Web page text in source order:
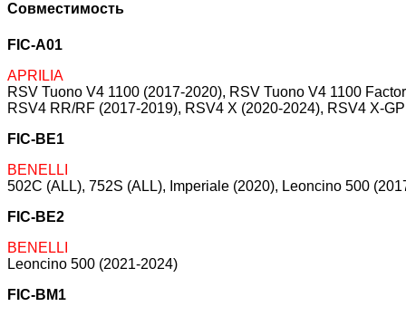
Совместимость
FIC-A01
APRILIA
RSV Tuono V4 1100 (2017-2020), RSV Tuono V4 1100
RSV4 RR/RF (2017-2019), RSV4 X (2020-2024), RSV4 X-
FIC-BE1
BENELLI
502C (ALL), 752S (ALL), Imperiale (2020), Leoncino 500
FIC-BE2
BENELLI
Leoncino 500 (2021-2024)
FIC-BM1